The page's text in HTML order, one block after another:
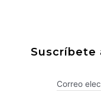
Suscríbete
Correo